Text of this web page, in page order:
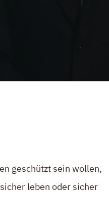
geschützt sein wollen,
leben oder sicher